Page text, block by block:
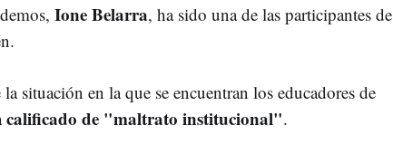
Ione Belarra, ha sido una de las participantes de
situación en la que se encuentran los educadores de
calificado de "maltrato institucional".